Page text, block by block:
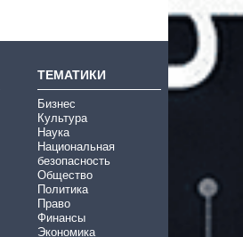
ТЕМАТИКИ
Бизнес
Культура
Наука
Национальная
безопасность
Общество
Политика
Право
Финансы
Экономика